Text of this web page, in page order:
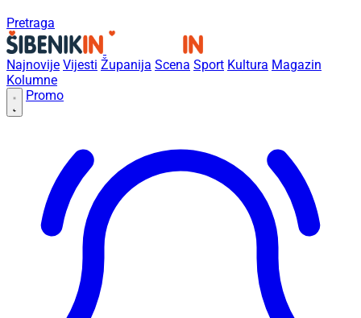
Pretraga
Najnovije Vijesti Županija Scena Sport Kultura Magazin
Kolumne
Promo